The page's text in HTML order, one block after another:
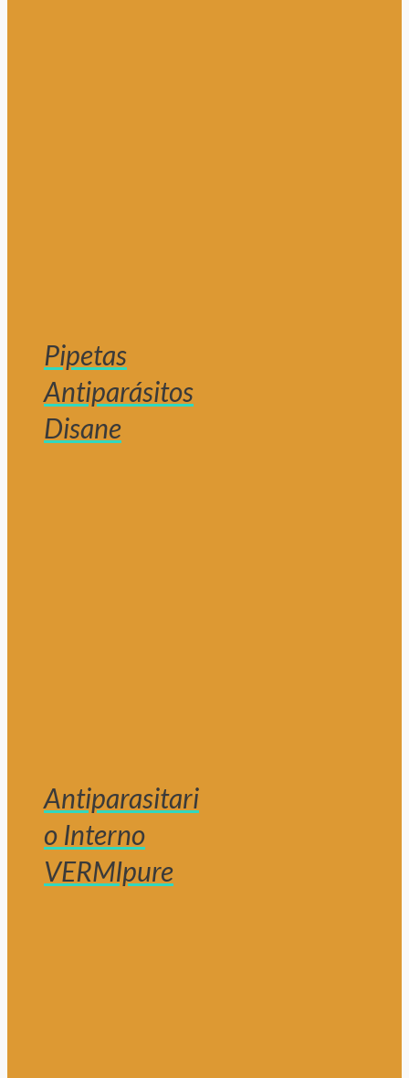
Pipetas
Antiparásitos
Disane
Antiparasitari
o Interno
VERMIpure